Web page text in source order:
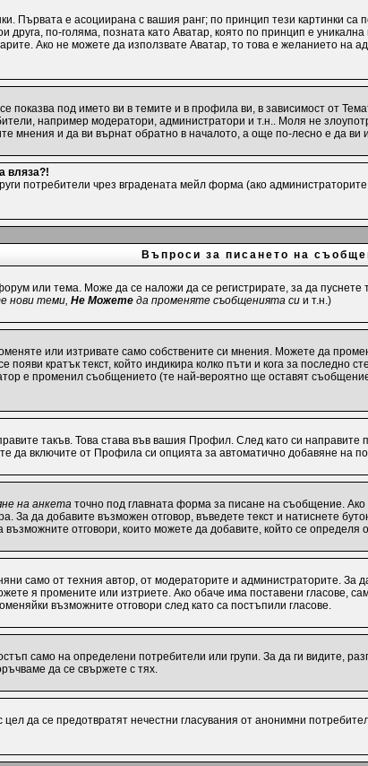
Първата е асоциирана с вашия ранг; по принцип тези картинки
друга, по-голяма, позната като Аватар, която по принцип е
Ако не можете да използвате Аватар, то това е желанието на
показва под името ви в темите и в профила ви, в зависимост от
например модератори, администратори и т.н.. Моля не
мнения и да ви върнат обратно в началото, а още по-лесно е да ви
вляза?!
потребители чрез вградената мейл форма (ако
Въпроси за писането на
или тема. Може да се наложи да се регистрирате, за да
нови теми, Не Можете да променяте съобщенията си и т.н.)
или изтривате само собствените си мнения. Можете да
кратък текст, който индикира колко пъти и кога за последно
е променил съобщението (те най-вероятно ще оставят
такъв. Това става във вашия Профил. След като си
да включите от Профила си опцията за автоматично добавяне на
на анкета точно под главната форма за писане на съобщение.
За да добавите възможен отговор, въведете текст и натиснете
отговори, които можете да добавите, който се определя
само от техния автор, от модераторите и администраторите. За
я промените или изтриете. Ако обаче има поставени гласове,
възможните отговори след като са постъпили гласове.
само на определени потребители или групи. За да ги видите,
да се свържете с тях.
да се предотвратят нечестни гласувания от анонимни